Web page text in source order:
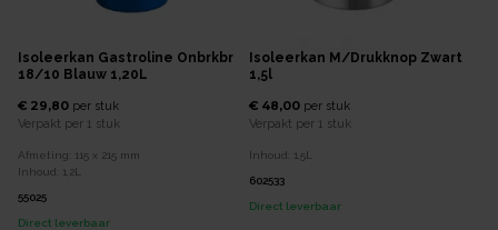
Isoleerkan Gastroline Onbrkbr
18/10 Blauw 1,20L
€ 29,80 per stuk
Verpakt per 1 stuk
Afmeting: 115 x 215 mm
Inhoud:
1,2L
55025
Direct leverbaar
Isoleerkan M/drukknop Zwart
1,5l
€ 48,00 per stuk
Verpakt per 1 stuk
Inhoud: 1,5L
602533
Direct leverbaar